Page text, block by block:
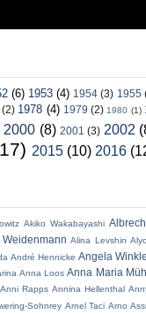
(6) 1953 (4) 1954 (3) 1955
(2) 1978 (4) 1979 (2) 1980 (1)
2000 (8) 2001 (3) 2002
2015 (10) 2016
Akiko Wakabayashi
Alina Levshin
André Hennicke Angela
Anna Loos Anna Maria
Anni Rapps Annina Hellenthal
Sohnrey Arnel Taci Arno